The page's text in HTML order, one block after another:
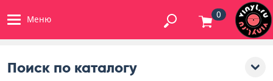
Меню 0
Поиск по каталогу